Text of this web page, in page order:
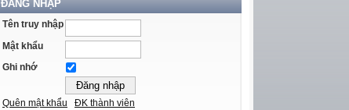
ĐĂNG NHẬP
Tên truy nhập
Mật khẩu
Ghi nhớ
Quên mật khẩu ĐK thành viên